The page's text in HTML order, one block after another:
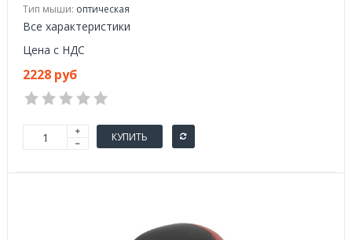
Тип мыши: оптическая
Все характеристики
Цена с НДС
2228 руб
КУПИТЬ